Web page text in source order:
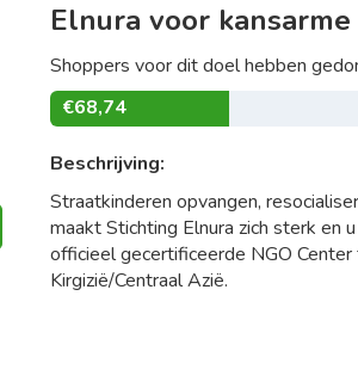
Elnura voor
Shoppers voor dit doel hebben
€68,74
Beschrijving:
Straatkinderen opvangen,
maakt Stichting Elnura zich sterk en
officieel gecertificeerde NGO
Kirgizië/Centraal Azië.